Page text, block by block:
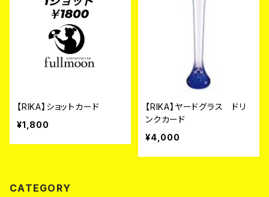
【RIKA】ショットカード
¥1,800
【RIKA】ヤードグラス ドリ
ンクカード
¥4,000
CATEGORY